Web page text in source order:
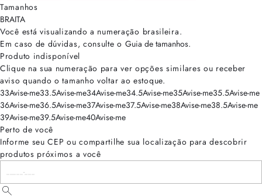
Tamanhos
BRAITA
Você está visualizando a numeração brasileira.
Em caso de dúvidas, consulte o Guia de tamanhos.
Produto indisponível
Clique na sua numeração para ver opções similares ou receber
aviso quando o tamanho voltar ao estoque.
33Avise-me33.5Avise-me34Avise-me34.5Avise-me35Avise-me35.5Avise-me
36Avise-me36.5Avise-me37Avise-me37.5Avise-me38Avise-me38.5Avise-me
39Avise-me39.5Avise-me40Avise-me
Perto de você
Informe seu CEP ou compartilhe sua localização para descobrir
produtos próximos a você